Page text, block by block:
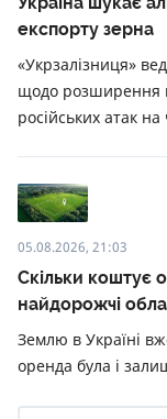
експорту зерна
«Укрзалізниця»
щодо розширення
російських атак
05.08.2026, 21:03
Скільки коштує
найдорожчі
Землю в Україні
оренда була і